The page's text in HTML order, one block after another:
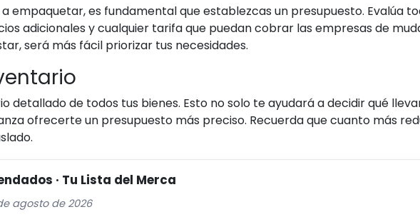
empaquetar, es fundamental que establezcas un presupuesto. Evalúa
adicionales y cualquier tarifa que puedan cobrar las empresas de
será más fácil priorizar tus necesidades.
detallado de todos tus bienes. Esto no solo te ayudará a decidir qué
ofrecerte un presupuesto más preciso. Recuerda que cuanto más
· Tu Lista del Merca
agosto de 2026